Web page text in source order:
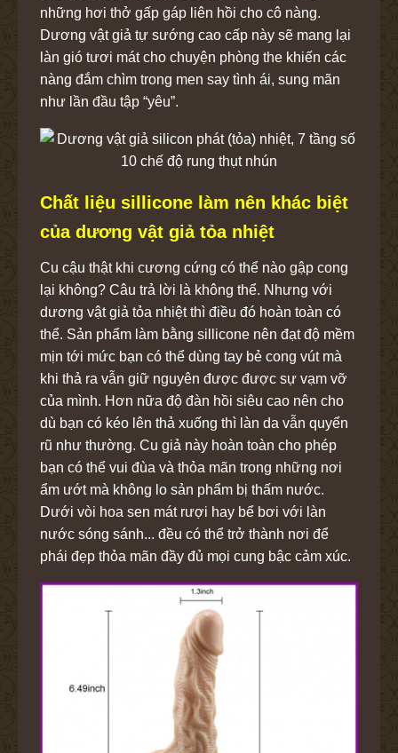
những hơi thở gấp gáp liên hồi cho cô nàng.
Dương vật giả tự sướng cao cấp này sẽ mang lại
làn gió tươi mát cho chuyện phòng the khiến các
nàng đắm chìm trong men say tình ái, sung mãn
như lần đầu tập “yêu”.
Chất liệu sillicone làm nên khác biệt
của dương vật giả tỏa nhiệt
Cu cậu thật khi cương cứng có thể nào gập cong
lại không? Câu trả lời là không thể. Nhưng với
dương vật giả tỏa nhiệt thì điều đó hoàn toàn có
thể. Sản phẩm làm bằng sillicone nên đạt độ mềm
mịn tới mức bạn có thể dùng tay bẻ cong vút mà
khi thả ra vẫn giữ nguyên được được sự vạm vỡ
của mình. Hơn nữa độ đàn hồi siêu cao nên cho
dù bạn có kéo lên thả xuống thì làn da vẫn quyển
rũ như thường. Cu giả này hoàn toàn cho phép
bạn có thể vui đùa và thỏa mãn trong những nơi
ẩm ướt mà không lo sản phẩm bị thấm nước.
Dưới vòi hoa sen mát rượi hay bể bơi với làn
nước sóng sánh... đều có thể trở thành nơi để
phái đẹp thỏa mãn đầy đủ mọi cung bậc cảm xúc.